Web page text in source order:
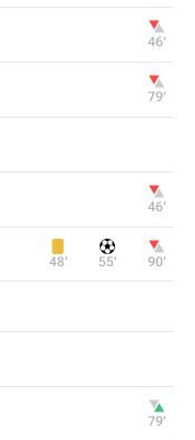
46‎’‎
79‎’‎
46‎’‎
48‎’‎ 55‎’‎ 90‎’‎
79‎’‎